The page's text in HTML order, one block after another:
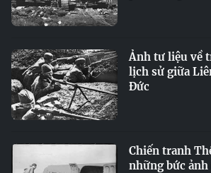
Ảnh tư liệu về
lịch sử giữa
Đức
Chiến tranh
những bức